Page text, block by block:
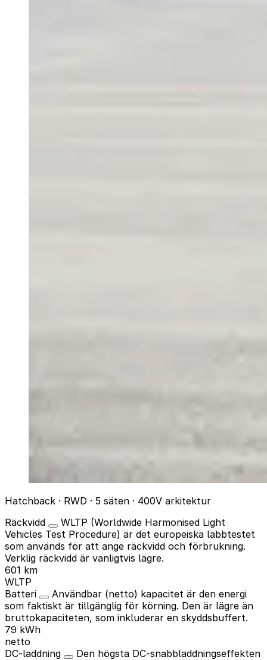
Hatchback · RWD · 5 säten · 400V arkitektur
Räckvidd
WLTP (Worldwide Harmonised Light
Vehicles Test Procedure) är det europeiska labbtestet
som används för att ange räckvidd och förbrukning.
Verklig räckvidd är vanligtvis lägre.
601 km
WLTP
Batteri
Användbar (netto) kapacitet är den energi
som faktiskt är tillgänglig för körning. Den är lägre än
bruttokapaciteten, som inkluderar en skyddsbuffert.
79 kWh
netto
DC-laddning
Den högsta DC-snabbladdningseffekten